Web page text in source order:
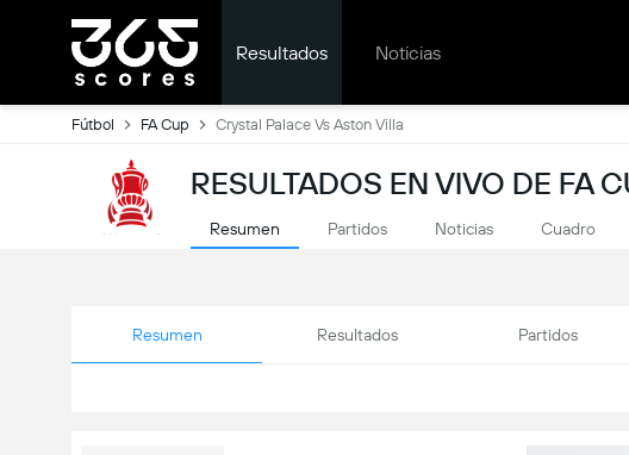
Resultados Noticias
Fútbol FA Cup Crystal Palace Vs Aston Villa
RESULTADOS EN VIVO DE FA
Resumen Partidos Noticias Cuadro
Resumen Resultados Partidos